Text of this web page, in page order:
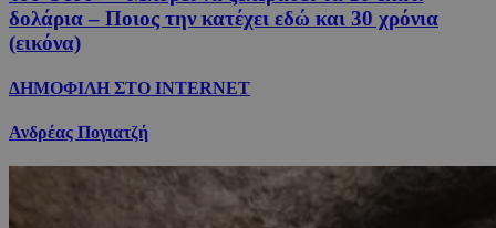
δολάρια – Ποιος την κατέχει εδώ και 30 χρόνια
(εικόνα)
ΔΗΜΟΦΙΛΗ ΣΤΟ INTERNET
Ανδρέας Πογιατζή